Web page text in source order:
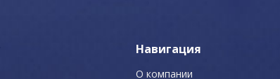
Навигация
О компании